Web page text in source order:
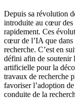
Depuis sa révolution
introduite au cœur des
rapidement. Ces
cœur de l’IA que dans
recherche. C’est en
défini afin de soutenir
artificielle pour la
travaux de recherche
favoriser l’adoption
conduite de la